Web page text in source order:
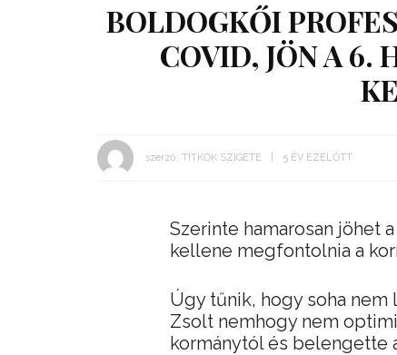
BOLDOGKŐI
COVID, JÖN A 6.
szerző: TITKOK SZIGETE 5 ÉV EZELŐTT
Szerinte hamarosan jöhet
kellene megfontolnia a
Úgy tűnik, hogy soha
Zsolt nemhogy nem
kormánytól és belengette